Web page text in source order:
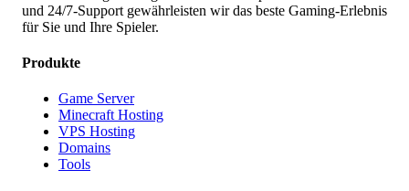
und 24/7-Support gewährleisten wir das beste Gaming-Erlebnis
für Sie und Ihre Spieler.
Produkte
Game Server
Minecraft Hosting
VPS Hosting
Domains
Tools